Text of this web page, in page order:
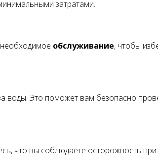
затратами.
необходимое обслуживание, чтобы
воды. Это поможет вам безопасно
что вы соблюдаете осторожность